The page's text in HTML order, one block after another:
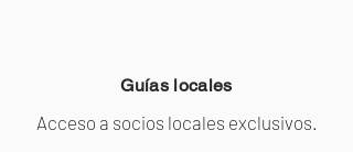
Guías locales
Acceso a socios locales exclusivos.